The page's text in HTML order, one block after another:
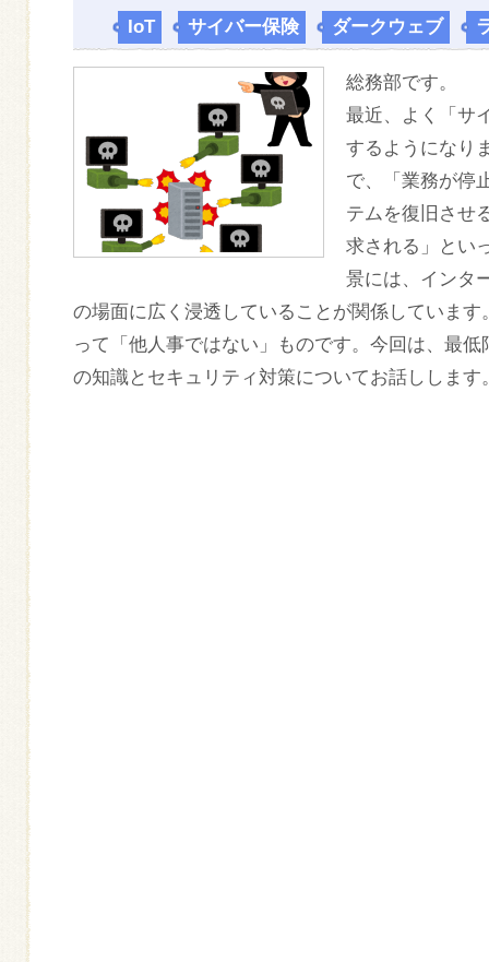
IoT サイバー保険 ダークウェブ
総務部です。
最近、よく「サ
するようになり
で、「業務が停
テムを復旧させ
求される」とい
景には、インタ
の場面に広く浸透していることが関係していま
って「他人事ではない」ものです。今回は、最
の知識とセキュリティ対策についてお話しします